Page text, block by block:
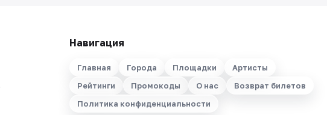
Навигация
Главная Города Площадки
Артисты
Рейтинги
Промокоды О нас
Возврат билетов
Политика конфиденциальности